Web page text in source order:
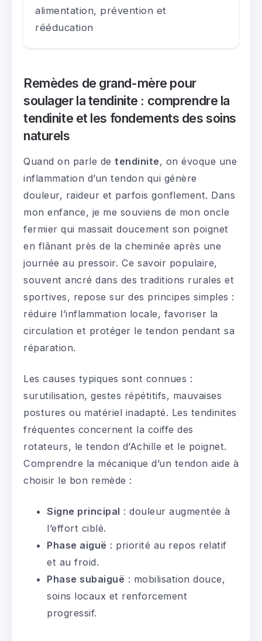
alimentation, prévention et
rééducation
Remèdes de grand-mère pour
soulager la tendinite : comprendre la
tendinite et les fondements des soins
naturels
Quand on parle de tendinite, on évoque une
inflammation d’un tendon qui génère
douleur, raideur et parfois gonflement. Dans
mon enfance, je me souviens de mon oncle
fermier qui massait doucement son poignet
en flânant près de la cheminée après une
journée au pressoir. Ce savoir populaire,
souvent ancré dans des traditions rurales et
sportives, repose sur des principes simples :
réduire l’inflammation locale, favoriser la
circulation et protéger le tendon pendant sa
réparation.
Les causes typiques sont connues :
surutilisation, gestes répétitifs, mauvaises
postures ou matériel inadapté. Les tendinites
fréquentes concernent la coiffe des
rotateurs, le tendon d’Achille et le poignet.
Comprendre la mécanique d’un tendon aide à
choisir le bon remède :
Signe principal : douleur augmentée à
l’effort ciblé.
Phase aiguë : priorité au repos relatif
et au froid.
Phase subaiguë : mobilisation douce,
soins locaux et renforcement
progressif.